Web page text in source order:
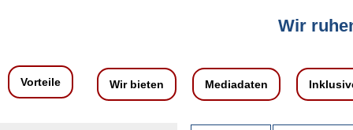
Wir
Vorteile Wir bieten Mediadaten